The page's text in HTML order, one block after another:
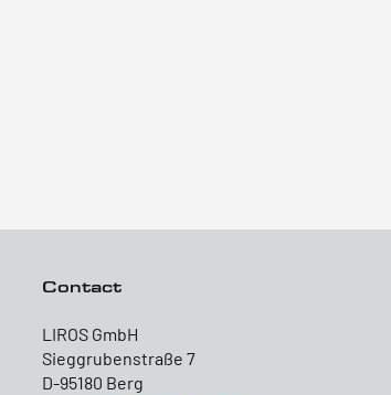
Contact
LIROS GmbH
Sieggrubenstraße 7
D-95180 Berg